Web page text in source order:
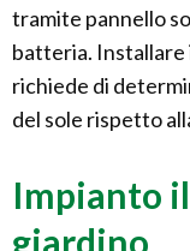
tramite pannello
batteria. Installare
richiede di
del sole rispetto
Impianto
giardino